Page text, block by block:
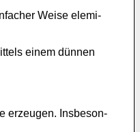
Weise elemi­
einem dünnen
erzeugen. Insbeson­